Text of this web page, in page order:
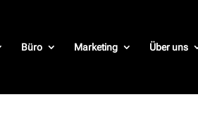
Büro Marketing Über uns